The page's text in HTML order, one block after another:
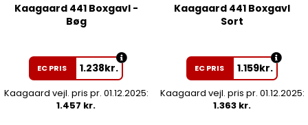
Kaagaard 441 Boxgavl -
Bøg
EC PRIS 1.238kr.
Kaagaard vejl. pris pr. 01.12.2025:
1.457 kr.
Kaagaard 441 Boxgavl
Sort
EC PRIS 1.159kr.
Kaagaard vejl. pris pr. 01.12.2025:
1.363 kr.